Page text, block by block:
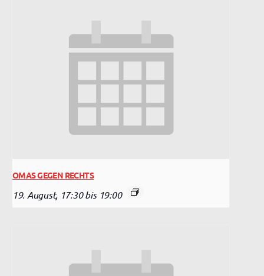
OMAS GEGEN RECHTS
19. August, 17:30 bis 19:00